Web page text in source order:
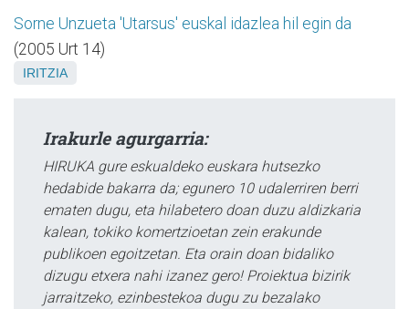
Sorne Unzueta 'Utarsus' euskal idazlea hil egin da
(2005 Urt 14)
IRITZIA
Irakurle agurgarria:
HIRUKA gure eskualdeko euskara hutsezko
hedabide bakarra da; egunero 10 udalerriren berri
ematen dugu, eta hilabetero doan duzu aldizkaria
kalean, tokiko komertzioetan zein erakunde
publikoen egoitzetan. Eta orain doan bidaliko
dizugu etxera nahi izanez gero! Proiektua bizirik
jarraitzeko, ezinbestekoa dugu zu bezalako